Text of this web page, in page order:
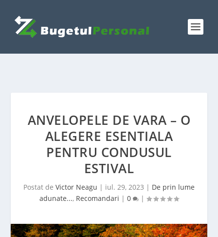
ANVELOPELE DE VARA – O
ALEGERE ESENTIALA
PENTRU CONDUSUL
ESTIVAL
Postat de Victor Neagu | iul. 29, 2023 | De prin lume
adunate..., Recomandari | 0 |